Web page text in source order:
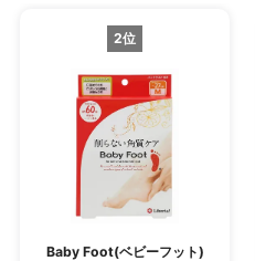
2位
Baby Foot(ベビーフット)